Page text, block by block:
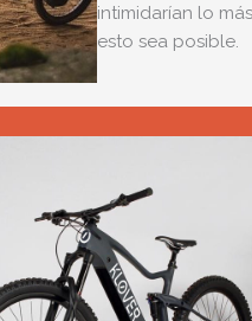
intimidarían lo
esto sea posible.